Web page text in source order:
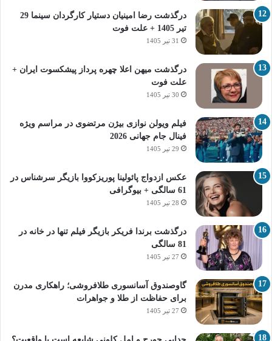
درگذشت رضا امینیان دستیار کارگردان سینما 29
تیر 1405 + علت فوت
31 تیر 1405
درگذشت میهن اعلا چهره پرداز پیشکسوت ایران +
علت فوت
30 تیر 1405
فیلم ویولن نوازی بیژن مرتضوی در مراسم ویژه
فینال جام جهانی 2026
29 تیر 1405
عکس ازدواج پائولینا پوریزکووا بازیگر سرشناس در
61 سالگی + بیوگرافی
28 تیر 1405
درگذشت برندا فریکر بازیگر فیلم تنها در خانه در
81 سالگی
27 تیر 1405
گاوصندوق آسانسوری طلافروشی؛ راهکاری مدرن
برای حفاظت از طلا و جواهرات
27 تیر 1405